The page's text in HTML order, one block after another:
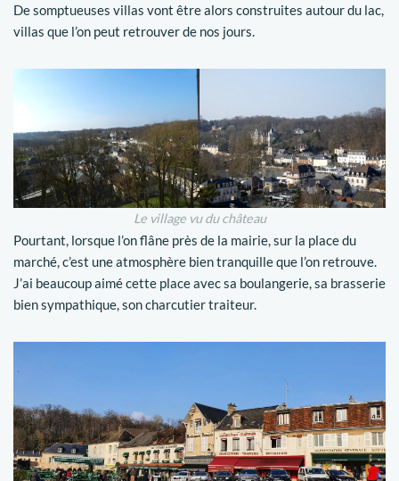
De somptueuses villas vont être alors construites autour du lac,
villas que l’on peut retrouver de nos jours.
Le village vu du château
Pourtant, lorsque l’on flâne près de la mairie, sur la place du
marché, c’est une atmosphère bien tranquille que l’on retrouve.
J’ai beaucoup aimé cette place avec sa boulangerie, sa brasserie
bien sympathique, son charcutier traiteur.